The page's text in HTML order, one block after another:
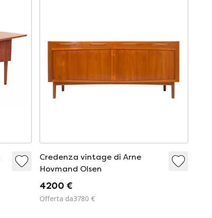
Credenza vintage di Arne
Hovmand Olsen
4200 €
Offerta da3780 €